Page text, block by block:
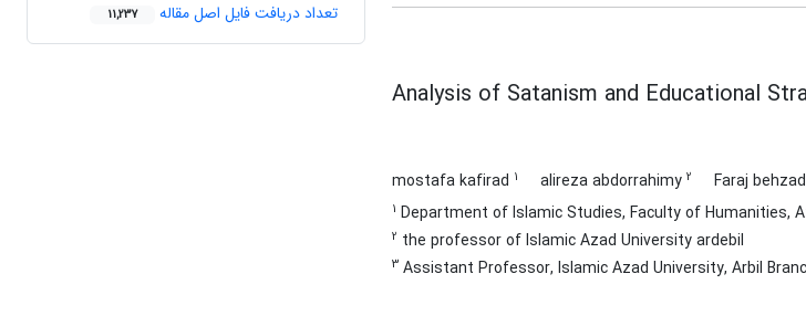
Analysis of Satanism and Educational
mostafa kafirad 1 alireza abdorrahimy 2 Faraj behzad
1 Department of Islamic Studies, Faculty of Humanities,
2 the professor of Islamic Azad University ardebil
3 Assistant Professor, Islamic Azad University, Arbil
تعداد دریافت فایل اصل مقاله 11,237